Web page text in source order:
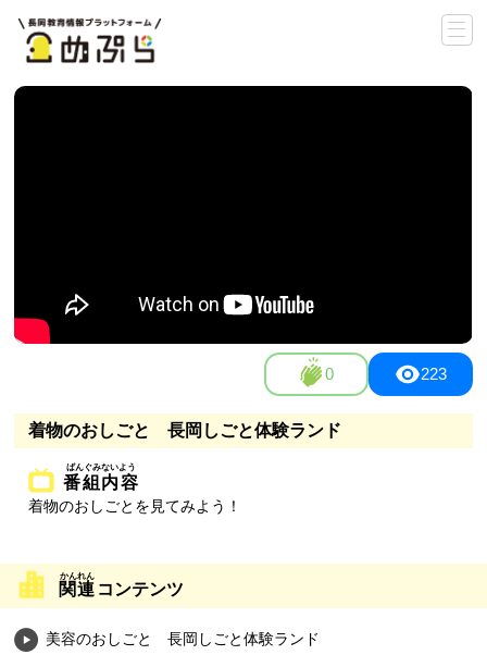
0 223
着物のおしごと 長岡しごと体験ランド
番組内容
着物のおしごとを見てみよう！
関連 コンテンツ
美容のおしごと 長岡しごと体験ランド